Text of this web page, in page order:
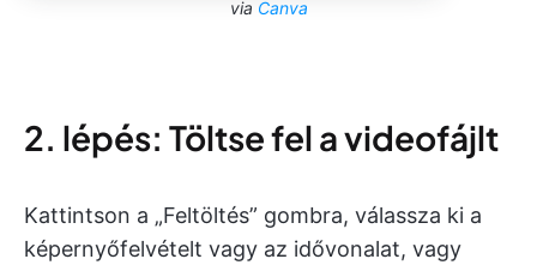
via Canva
2. lépés: Töltse fel a videofájlt
Kattintson a „Feltöltés” gombra, válassza ki a
képernyőfelvételt vagy az idővonalat, vagy